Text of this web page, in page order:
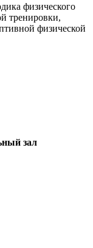
физического
тренировки,
физической
зал